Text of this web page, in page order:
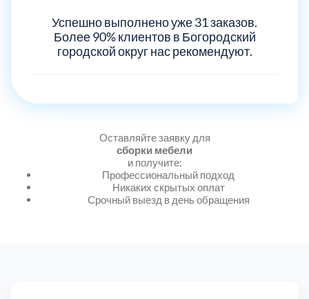
Успешно выполнено уже 31 заказов.
Более 90% клиентов в Богородский
городской округ нас рекомендуют.
Оставляйте заявку для
сборки мебели
и получите:
Профессиональный подход
Никаких скрытых оплат
Срочный выезд в день обращения
Выберите город: